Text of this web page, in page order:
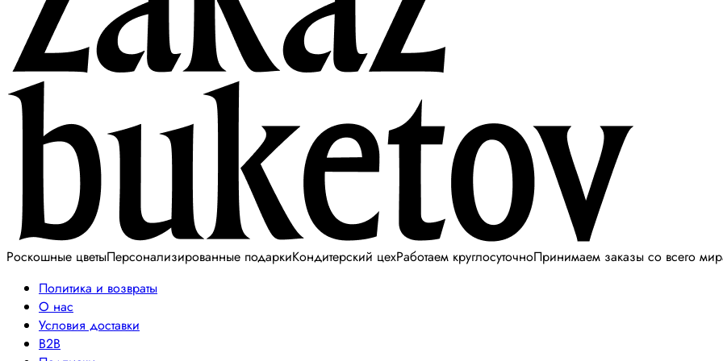
Роскошные цветыПерсонализированные подаркиКондитерский цехРаботаем круглосуточноПринимаем заказы со всего
Политика и возвраты
О нас
Условия доставки
B2B